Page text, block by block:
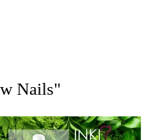
Nails"